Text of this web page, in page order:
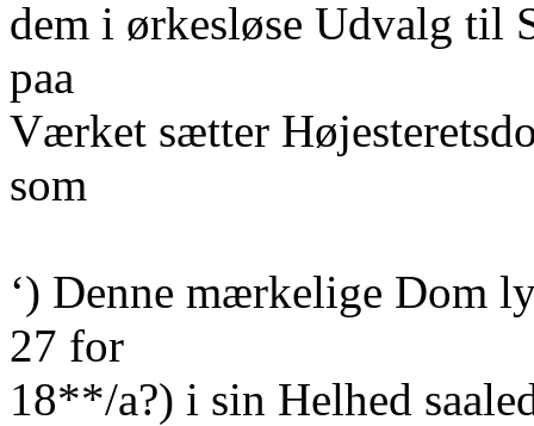
dem i ørkesløse Udvalg til
paa
Værket sætter
som
‘) Denne mærkelige Dom
27 for
18**/a?) i sin Helhed